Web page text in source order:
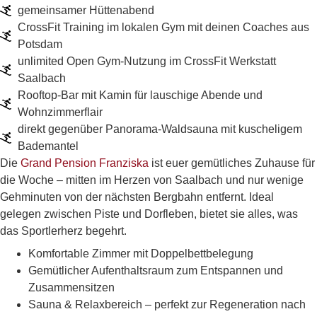
gemeinsamer Hüttenabend
CrossFit Training im lokalen Gym mit deinen Coaches aus
Potsdam
unlimited Open Gym-Nutzung im CrossFit Werkstatt
Saalbach
Rooftop-Bar mit Kamin für lauschige Abende und
Wohnzimmerflair
direkt gegenüber Panorama-Waldsauna mit kuscheligem
Bademantel
Die Grand Pension Franziska ist euer gemütliches Zuhause für
die Woche – mitten im Herzen von Saalbach und nur wenige
Gehminuten von der nächsten Bergbahn entfernt. Ideal
gelegen zwischen Piste und Dorfleben, bietet sie alles, was
das Sportlerherz begehrt.
Komfortable Zimmer mit Doppelbettbelegung
Gemütlicher Aufenthaltsraum zum Entspannen und
Zusammensitzen
Sauna & Relaxbereich – perfekt zur Regeneration nach